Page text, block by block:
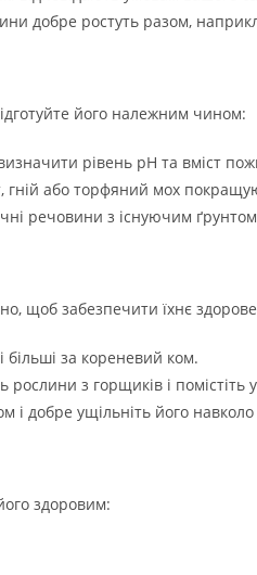
добре ростуть разом,
його належним чином:
рівень pH та вміст
гній або торфяний мох
речовини з існуючим
щоб забезпечити їхнє
більші за кореневий ком.
з горщиків і помістіть
і добре ущільніть його
здоровим: